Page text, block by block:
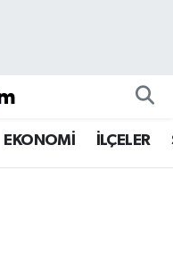
EKONOMİ İLÇELER